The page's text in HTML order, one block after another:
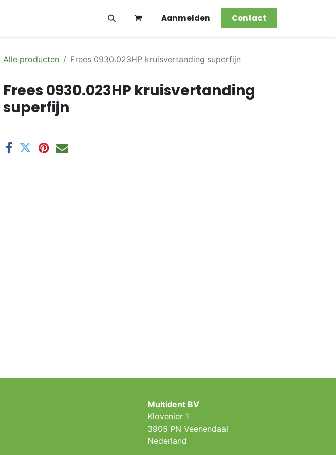
Aanmelden Contact
Alle producten Frees 0930.023HP kruisvertanding superfijn
Frees 0930.023HP kruisvertanding
superfijn
Multident BV
Klovenier 1
3905 PN Veenendaal
Nederland ​